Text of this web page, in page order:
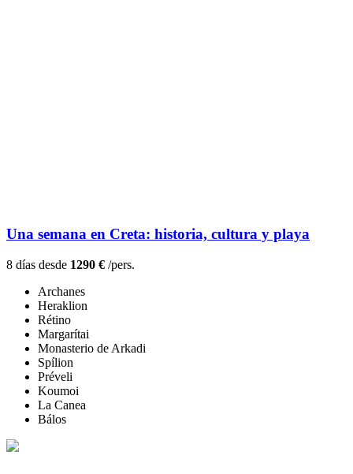
Una semana en Creta: historia, cultura y playa
8 días desde 1290 € /pers.
Archanes
Heraklion
Rétino
Margarítai
Monasterio de Arkadi
Spílion
Préveli
Koumoi
La Canea
Bálos